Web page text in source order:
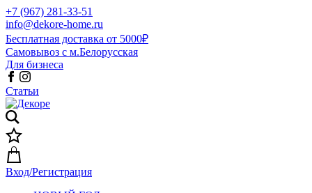
+7 (967) 281-33-51
info@dekore-home.ru
Бесплатная доставка от 5000₽
Самовывоз с м.Белорусская
Для бизнеса
Статьи
Вход/Регистрация